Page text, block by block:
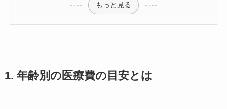
もっと見る
1. 年齢別の医療費の目安とは